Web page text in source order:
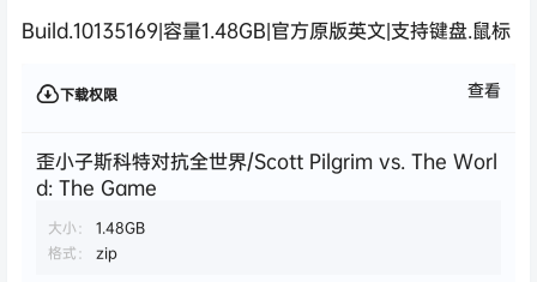
Build.10135169|容量1.48GB|官方原版英文|支持键盘.鼠标
下载权限 查看
歪小子斯科特对抗全世界/Scott Pilgrim vs. The Worl
d: The Game
大小：
1.48GB
格式：
zip